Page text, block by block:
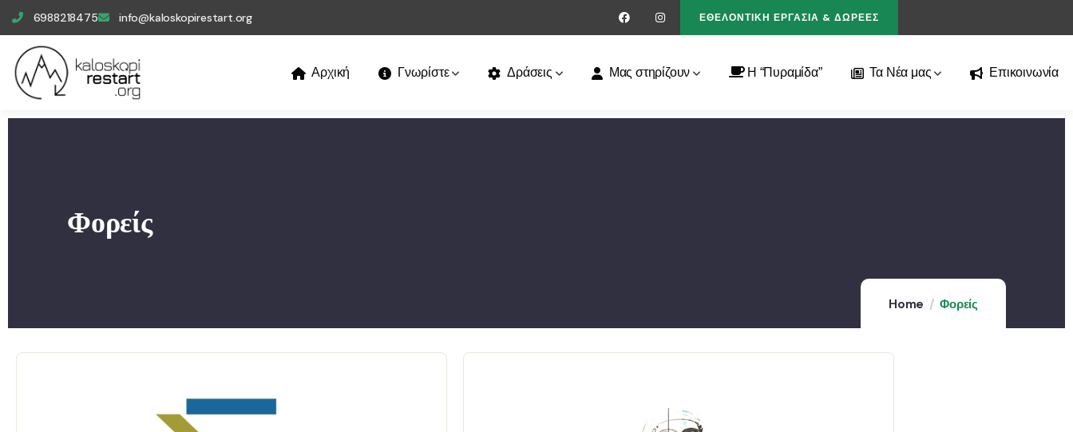
6988218475 info@kaloskopirestart.org ΕΘΕΛΟΝΤΙΚΗ ΕΡΓΑΣΙΑ & ΔΩΡΕΕΣ
Αρχική Γνωρίστε Δράσεις Μας στηρίζουν H “Πυραμίδα” Τα Νέα μας Επικοινωνία
Φορείς
Home Φορείς